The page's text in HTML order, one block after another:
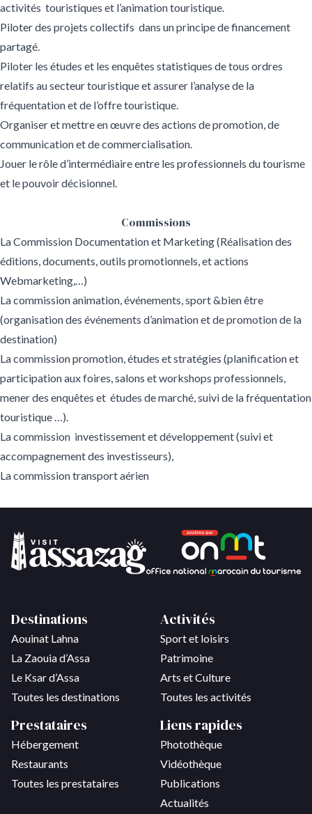
activités touristiques et l’animation touristique.
Piloter des projets collectifs dans un principe de financement
partagé.
Piloter les études et les enquêtes statistiques de tous ordres
relatifs au secteur touristique et assurer l’analyse de la
fréquentation et de l’offre touristique.
Organiser et mettre en œuvre des actions de promotion, de
communication et de commercialisation.
Jouer le rôle d’intermédiaire entre les professionnels du tourisme
et le pouvoir décisionnel.
Commissions
La Commission Documentation et Marketing (Réalisation des
éditions, documents, outils promotionnels, et actions
Webmarketing,…)
La commission animation, événements, sport &bien être
(organisation des événements d’animation et de promotion de la
destination)
La commission promotion, études et stratégies (planification et
participation aux foires, salons et workshops professionnels,
mener des enquêtes et études de marché, suivi de la fréquentation
touristique …).
La commission investissement et développement (suivi et
accompagnement des investisseurs),
La commission transport aérien
Destinations
Aouinat Lahna
La Zaouia d’Assa
Le Ksar d’Assa
Toutes les destinations
Activités
Sport et loisirs
Patrimoine
Arts et Culture
Toutes les activités
Prestataires
Hébergement
Restaurants
Toutes les prestataires
Liens rapides
Photothèque
Vidéothèque
Publications
Actualités